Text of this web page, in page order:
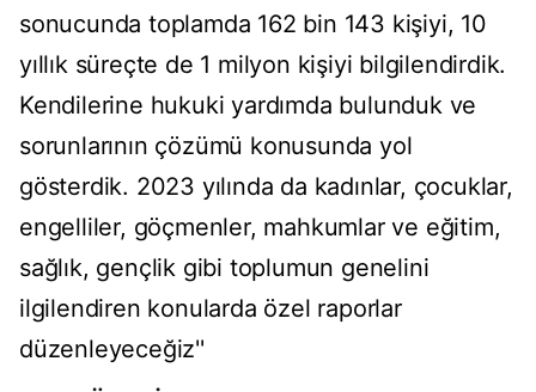
sonucunda toplamda 162 bin 143 kişiyi, 10
yıllık süreçte de 1 milyon kişiyi bilgilendirdik.
Kendilerine hukuki yardımda bulunduk ve
sorunlarının çözümü konusunda yol
gösterdik. 2023 yılında da kadınlar, çocuklar,
engelliler, göçmenler, mahkumlar ve eğitim,
sağlık, gençlik gibi toplumun genelini
ilgilendiren konularda özel raporlar
düzenleyeceğiz''